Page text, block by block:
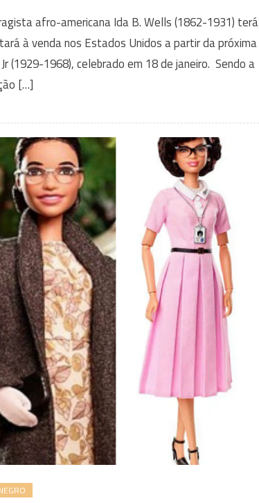
afro-americana Ida B. Wells (1862-1931) terá
à venda nos Estados Unidos a partir da próxima
(1929-1968), celebrado em 18 de janeiro. Sendo a
[…]